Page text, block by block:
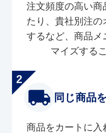
注文頻度の高い商
たり、貴社別注
するなど、商品メ
マイズする
同じ商品
商品をカートに入